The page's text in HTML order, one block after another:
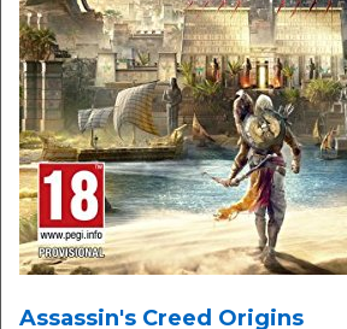
Assassin's Creed Origins